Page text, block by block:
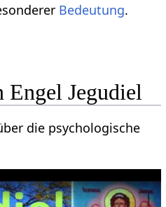
Bedeutung.
Engel Jegudiel
die psychologische